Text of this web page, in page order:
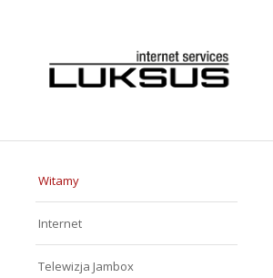
Witamy
Internet
Telewizja Jambox